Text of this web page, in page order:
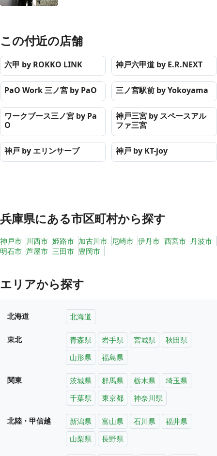
この付近の店舗
六甲 by ROKKO LINK 神戸六甲道 by E.R.NEXT
PaO Work 三ノ宮 by PaO 三ノ宮駅前 by Yokoyama
ワークブース三ノ宮 by Pa
O
神戸三宮 by スペースアル
ファ三宮
神戸 by エリンサーブ 神戸 by KT-joy
兵庫県にある市区町村から探す
神戸市 川西市 姫路市 加古川市 尼崎市 伊丹市 西宮市 丹波市
明石市 芦屋市 三田市 豊岡市
エリアから探す
北海道 北海道
東北 青森県 岩手県 宮城県
秋田県
山形県
福島県
関東 茨城県 群馬県 栃木県
埼玉県
千葉県
東京都 神奈川県
北陸・甲信越 新潟県 富山県 石川県
福井県
山梨県
長野県